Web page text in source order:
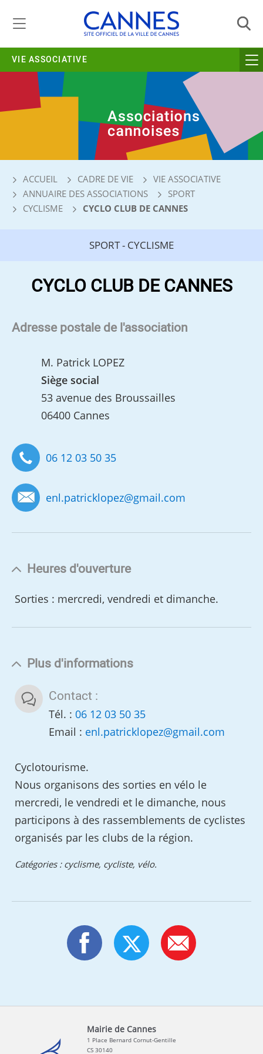
VIE ASSOCIATIVE
ACCUEIL CADRE DE VIE
VIE ASSOCIATIVE
ANNUAIRE DES ASSOCIATIONS
SPORT
CYCLISME
CYCLO CLUB DE CANNES
SPORT - CYCLISME
CYCLO CLUB DE CANNES
Adresse postale de l'association
M. Patrick LOPEZ
Siège social
53 avenue des Broussailles
06400 Cannes
06 12 03 50 35
enl.patricklopez@gmail.com
Heures d'ouverture
Sorties : mercredi, vendredi et dimanche.
Plus d'informations
Contact :
Tél. : 06 12 03 50 35
Email : enl.patricklopez@gmail.com
Cyclotourisme.
Nous organisons des sorties en vélo le
mercredi, le vendredi et le dimanche, nous
participons à des rassemblements de cyclistes
organisés par les clubs de la région.
Catégories : cyclisme, cycliste, vélo.
Mairie de Cannes
1 Place Bernard Cornut-Gentille
CS 30140